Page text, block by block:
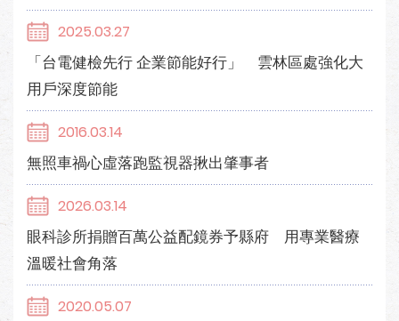
2025.03.27
「台電健檢先行 企業節能好行」 雲林區處強化大
用戶深度節能
2016.03.14
無照車禍心虛落跑監視器揪出肇事者
2026.03.14
眼科診所捐贈百萬公益配鏡券予縣府 用專業醫療
溫暖社會角落
2020.05.07